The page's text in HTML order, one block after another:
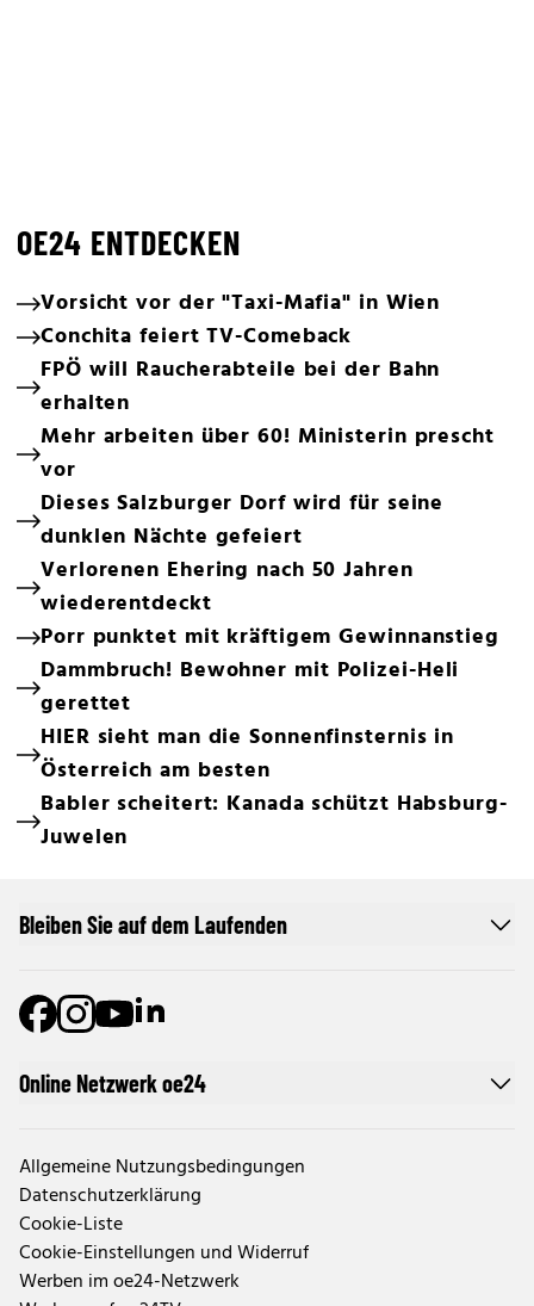
OE24 ENTDECKEN
Vorsicht vor der "Taxi-Mafia" in Wien
Conchita feiert TV-Comeback
FPÖ will Raucherabteile bei der Bahn
erhalten
Mehr arbeiten über 60! Ministerin prescht
vor
Dieses Salzburger Dorf wird für seine
dunklen Nächte gefeiert
Verlorenen Ehering nach 50 Jahren
wiederentdeckt
Porr punktet mit kräftigem Gewinnanstieg
Dammbruch! Bewohner mit Polizei-Heli
gerettet
HIER sieht man die Sonnenfinsternis in
Österreich am besten
Babler scheitert: Kanada schützt Habsburg-
Juwelen
Online Netzwerk oe24
Allgemeine Nutzungsbedingungen
Datenschutzerklärung
Cookie-Liste
Cookie-Einstellungen und Widerruf
Werben im oe24-Netzwerk
Bleiben Sie auf dem Laufenden